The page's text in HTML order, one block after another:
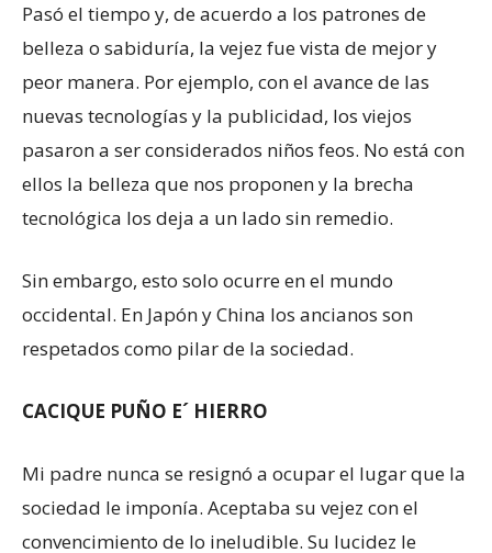
Pasó el tiempo y, de acuerdo a los patrones de
belleza o sabiduría, la vejez fue vista de mejor y
peor manera. Por ejemplo, con el avance de las
nuevas tecnologías y la publicidad, los viejos
pasaron a ser considerados niños feos. No está con
ellos la belleza que nos proponen y la brecha
tecnológica los deja a un lado sin remedio.
Sin embargo, esto solo ocurre en el mundo
occidental. En Japón y China los ancianos son
respetados como pilar de la sociedad.
CACIQUE PUÑO E´ HIERRO
Mi padre nunca se resignó a ocupar el lugar que la
sociedad le imponía. Aceptaba su vejez con el
convencimiento de lo ineludible. Su lucidez le